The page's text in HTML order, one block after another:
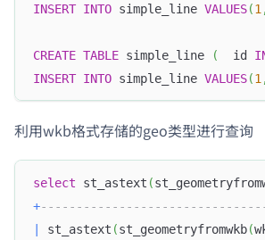
INSERT INTO simple_line VALUES(1
CREATE TABLE simple_line (
  id
INSERT INTO simple_line VALUES(1
利用wkb格式存储的geo类型进行查询
select st_astext (
+
st_astext (st_geometryfromwkb(